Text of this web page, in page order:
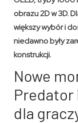
obrazu 2D w 3D.
większy wybór i
niedawno były
konstrukcji.
Nowe
Predator
dla